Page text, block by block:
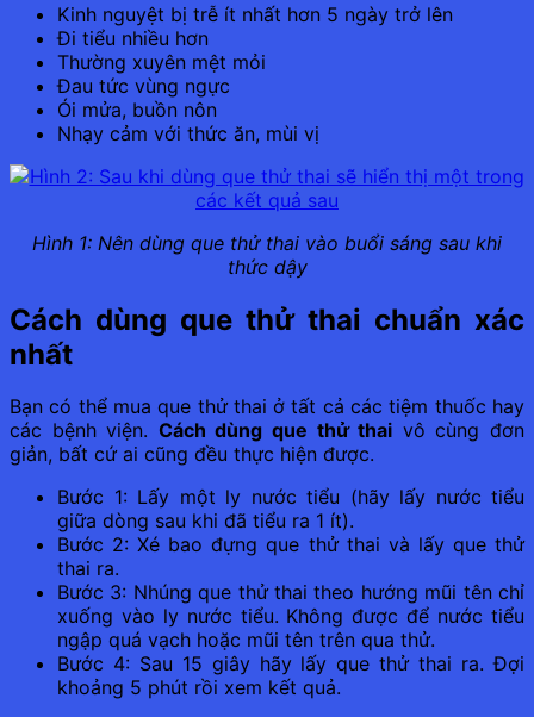
Kinh nguyệt bị trễ ít nhất hơn 5 ngày trở lên
Đi tiểu nhiều hơn
Thường xuyên mệt mỏi
Đau tức vùng ngực
Ói mửa, buồn nôn
Nhạy cảm với thức ăn, mùi vị
Hình 1: Nên dùng que thử thai vào buổi sáng sau khi
thức dậy
Cách dùng que thử thai chuẩn xác
nhất
Bạn có thể mua que thử thai ở tất cả các tiệm thuốc hay
các bệnh viện. Cách dùng que thử thai vô cùng đơn
giản, bất cứ ai cũng đều thực hiện được.
Bước 1: Lấy một ly nước tiểu (hãy lấy nước tiểu
giữa dòng sau khi đã tiểu ra 1 ít).
Bước 2: Xé bao đựng que thử thai và lấy que thử
thai ra.
Bước 3: Nhúng que thử thai theo hướng mũi tên chỉ
xuống vào ly nước tiểu. Không được để nước tiểu
ngập quá vạch hoặc mũi tên trên qua thử.
Bước 4: Sau 15 giây hãy lấy que thử thai ra. Đợi
khoảng 5 phút rồi xem kết quả.